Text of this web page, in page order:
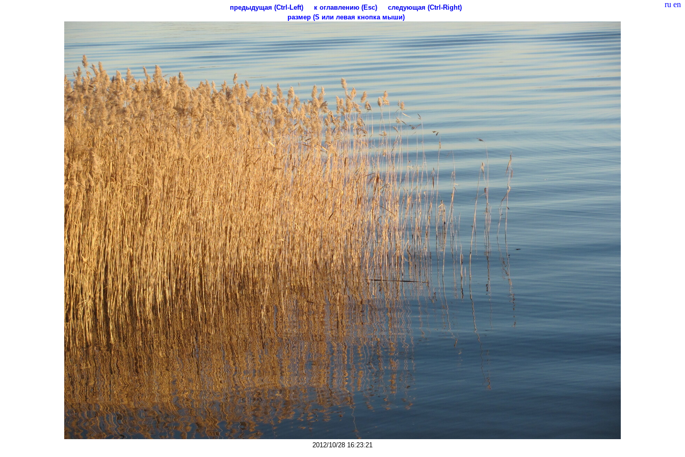
ru en
предыдущая (Ctrl-Left) к оглавлению (Esc)
следующая (Ctrl-Right)
размер (S или левая кнопка мыши)
2012/10/28 16:23:21